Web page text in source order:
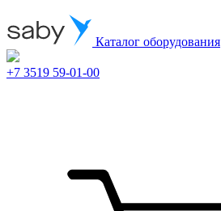
Каталог оборудования
+7 3519 59-01-00